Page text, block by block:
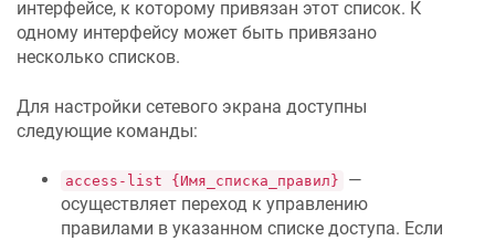
интерфейсе, к которому привязан этот список. К
одному интерфейсу может быть привязано
несколько списков.
Для настройки сетевого экрана доступны
следующие команды:
access-list {Имя_списка_правил}
—
осуществляет переход к управлению
правилами в указанном списке доступа. Если